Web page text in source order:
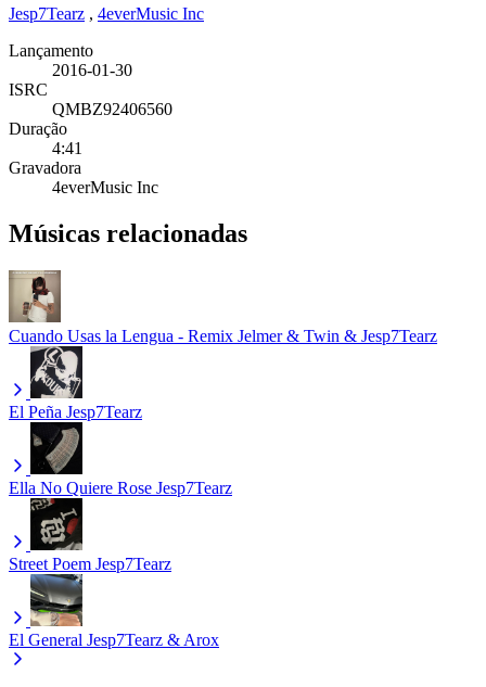
Jesp7Tearz , 4everMusic Inc
Lançamento
2016-01-30
ISRC
QMBZ92406560
Duração
4:41
Gravadora
4everMusic Inc
Músicas relacionadas
Cuando Usas la Lengua - Remix Jelmer & Twin & Jesp7Tearz
El Peña Jesp7Tearz
Ella No Quiere Rose Jesp7Tearz
Street Poem Jesp7Tearz
El General Jesp7Tearz & Arox